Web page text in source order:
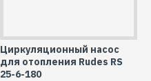
Циркуляционный насос
для отопления Rudes RS
25-6-180